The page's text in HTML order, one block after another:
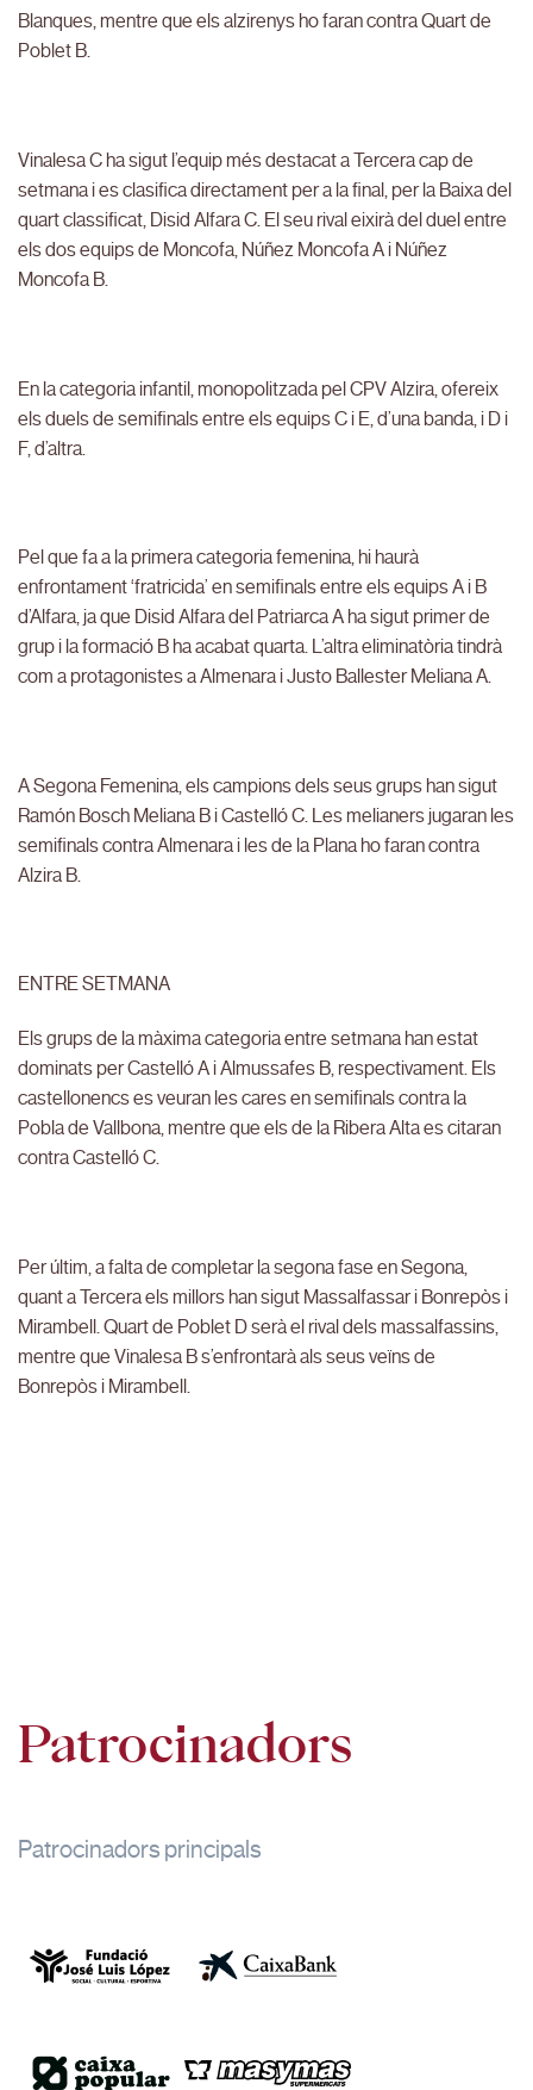
Blanques, mentre que els alzirenys ho faran contra Quart de
Poblet B.
Vinalesa C ha sigut l’equip més destacat a Tercera cap de
setmana i es clasifica directament per a la final, per la Baixa del
quart classificat, Disid Alfara C. El seu rival eixirà del duel entre
els dos equips de Moncofa, Núñez Moncofa A i Núñez
Moncofa B.
En la categoria infantil, monopolitzada pel CPV Alzira, ofereix
els duels de semifinals entre els equips C i E, d’una banda, i D i
F, d’altra.
Pel que fa a la primera categoria femenina, hi haurà
enfrontament ‘fratricida’ en semifinals entre els equips A i B
d’Alfara, ja que Disid Alfara del Patriarca A ha sigut primer de
grup i la formació B ha acabat quarta. L’altra eliminatòria tindrà
com a protagonistes a Almenara i Justo Ballester Meliana A.
A Segona Femenina, els campions dels seus grups han sigut
Ramón Bosch Meliana B i Castelló C. Les melianers jugaran les
semifinals contra Almenara i les de la Plana ho faran contra
Alzira B.
ENTRE SETMANA
Els grups de la màxima categoria entre setmana han estat
dominats per Castelló A i Almussafes B, respectivament. Els
castellonencs es veuran les cares en semifinals contra la
Pobla de Vallbona, mentre que els de la Ribera Alta es citaran
contra Castelló C.
Per últim, a falta de completar la segona fase en Segona,
quant a Tercera els millors han sigut Massalfassar i Bonrepòs i
Mirambell. Quart de Poblet D serà el rival dels massalfassins,
mentre que Vinalesa B s’enfrontarà als seus veïns de
Bonrepòs i Mirambell.
Patrocinadors
Patrocinadors principals